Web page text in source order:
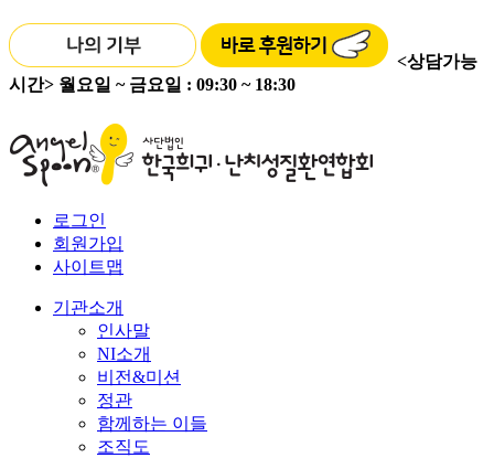
<상담가능
시간> 월요일 ~ 금요일 : 09:30 ~ 18:30
로그인
회원가입
사이트맵
기관소개
인사말
NI소개
비전&미션
정관
함께하는 이들
조직도